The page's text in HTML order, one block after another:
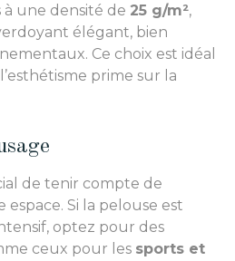
une densité de 25 g/m²,
élégant, bien
Ce choix est idéal
prime sur la
de tenir compte de
espace. Si la pelouse est
optez pour des
ceux pour les sports et